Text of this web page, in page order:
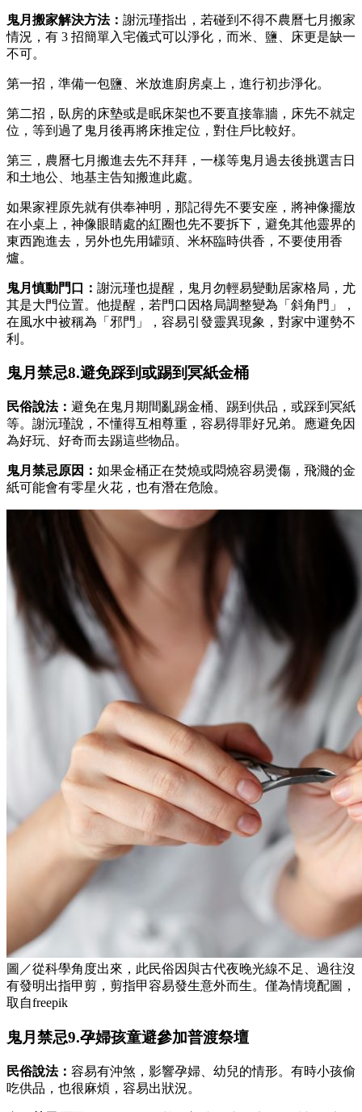
鬼月搬家解決方法： 謝沅瑾指出，若碰到不得不農曆七月搬家
情況，有 3 招簡單入宅儀式可以淨化，而米、鹽、床更是缺一
不可。
第一招，準備一包鹽、米放進廚房桌上，進行初步淨化。
第二招，臥房的床墊或是眠床架也不要直接靠牆，床先不就定
位，等到過了鬼月後再將床推定位，對住戶比較好。
第三，農曆七月搬進去先不拜拜，一樣等鬼月過去後挑選吉日
和土地公、地基主告知搬進此處。
如果家裡原先就有供奉神明，那記得先不要安座，將神像擺放
在小桌上，神像眼睛處的紅圈也先不要拆下，避免其他靈界的
東西跑進去，另外也先用罐頭、米杯臨時供香，不要使用香
爐。
鬼月慎動門口： 謝沅瑾也提醒，鬼月勿輕易變動居家格局，尤
其是大門位置。他提醒，若門口因格局調整變為「斜角門」，
在風水中被稱為「邪門」，容易引發靈異現象，對家中運勢不
利。
鬼月禁忌8.避免踩到或踢到冥紙金桶
民俗說法： 避免在鬼月期間亂踢金桶、踢到供品，或踩到冥紙
等。謝沅瑾說，不懂得互相尊重，容易得罪好兄弟。應避免因
為好玩、好奇而去踢這些物品。
鬼月禁忌原因： 如果金桶正在焚燒或悶燒容易燙傷，飛濺的金
紙可能會有零星火花，也有潛在危險。
圖／從科學角度出來，此民俗因與古代夜晚光線不足、過往沒
有發明出指甲剪，剪指甲容易發生意外而生。僅為情境配圖，
取自freepik
鬼月禁忌9.孕婦孩童避參加普渡祭壇
民俗說法： 容易有沖煞，影響孕婦、幼兒的情形。有時小孩偷
吃供品，也很麻煩，容易出狀況。